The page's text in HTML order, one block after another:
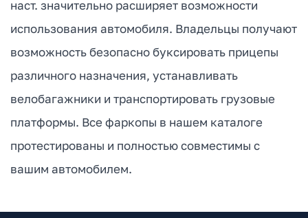
наст. значительно расширяет возможности
использования автомобиля. Владельцы получают
возможность безопасно буксировать прицепы
различного назначения, устанавливать
велобагажники и транспортировать грузовые
платформы. Все фаркопы в нашем каталоге
протестированы и полностью совместимы с
вашим автомобилем.